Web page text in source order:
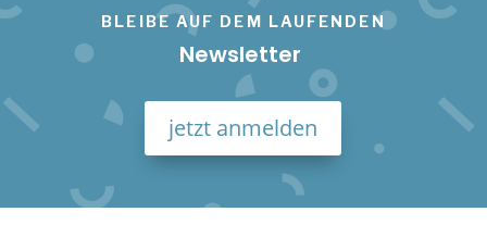
BLEIBE AUF DEM LAUFENDEN
Newsletter
jetzt anmelden